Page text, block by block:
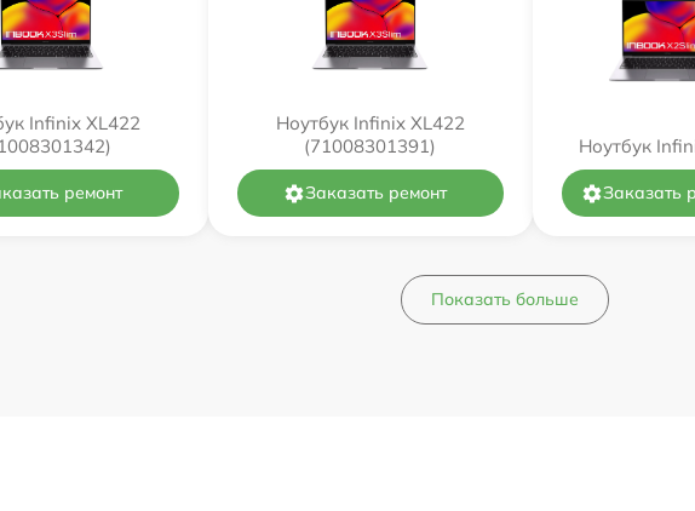
Infinix XL422
ремонт
Ноутбук Infinix XL422
(71008301391)
Заказать ремонт
Ноутбук
Заказать
Показать больше